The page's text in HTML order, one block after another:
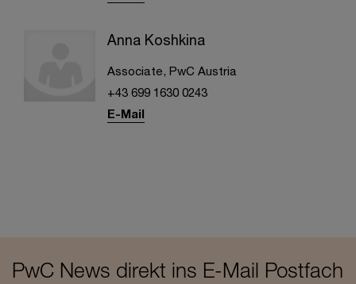
Anna Koshkina
Associate, PwC Austria
+43 699 1630 0243
E-Mail
PwC News direkt ins E-Mail Postfach